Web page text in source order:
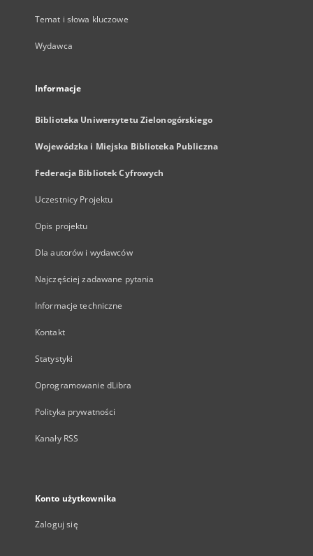
Temat i słowa kluczowe
Wydawca
Informacje
Biblioteka Uniwersytetu Zielonogórskiego
Wojewódzka i Miejska Biblioteka Publiczna
Federacja Bibliotek Cyfrowych
Uczestnicy Projektu
Opis projektu
Dla autorów i wydawców
Najczęściej zadawane pytania
Informacje techniczne
Kontakt
Statystyki
Oprogramowanie dLibra
Polityka prywatności
Kanały RSS
Konto użytkownika
Zaloguj się